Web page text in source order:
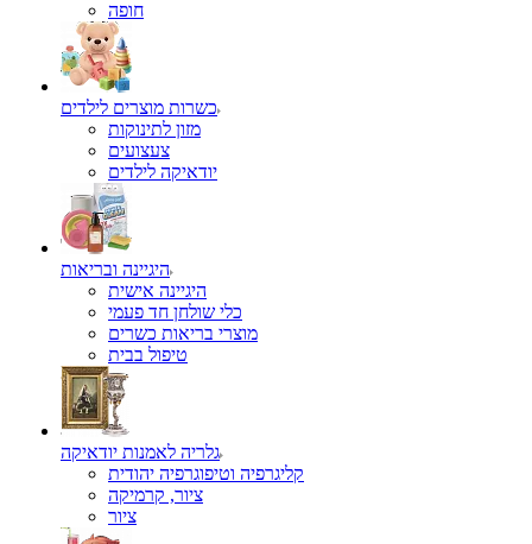
כשרות מוצרים לילדים
מזון לתינוקות
צעצועים
יודאיקה לילדים
היגיינה ובריאות
היגיינה אישית
כלי שולחן חד פעמי
מוצרי בריאות כשרים
טיפול בבית
גלריה לאמנות יודאיקה
קליגרפיה וטיפוגרפיה יהודית
ציור, קרמיקה
ציור